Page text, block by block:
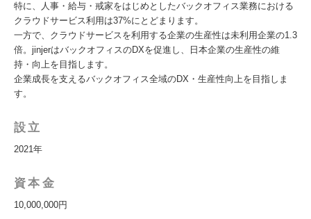
特に、人事・給与・戒家をはじめとしたバックオフィス業務における
クラウドサービス利用は37%にとどまります。
一方で、クラウドサービスを利用する企業の生産性は未利用企業の1.3
倍。jinjerはバックオフィスのDXを促進し、日本企業の生産性の維
持・向上を目指します。
企業成長を支えるバックオフィス全域のDX・生産性向上を目指しま
す。
設立
2021年
資本金
10,000,000円